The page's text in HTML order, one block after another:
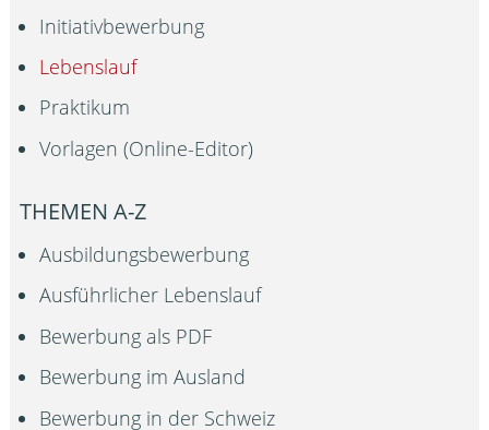
Initiativbewerbung
Lebenslauf
Praktikum
Vorlagen (Online-Editor)
THEMEN A-Z
Ausbildungsbewerbung
Ausführlicher Lebenslauf
Bewerbung als PDF
Bewerbung im Ausland
Bewerbung in der Schweiz